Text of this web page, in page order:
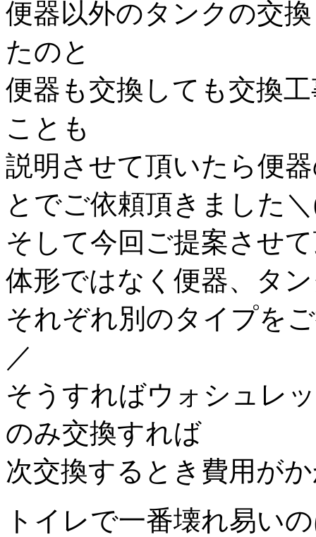
便器以外のタンクの交
たのと
便器も交換しても交換
ことも
説明させて頂いたら便
とでご依頼頂きました
そして今回ご提案させ
体形ではなく便器、タ
それぞれ別のタイプを
／
そうすればウォシュレ
のみ交換すれば
次交換するとき費用が
トイレで一番壊れ易い